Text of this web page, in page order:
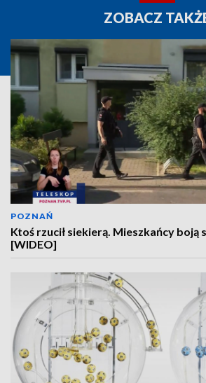
ZOBACZ
POZNAŃ
Ktoś rzucił siekierą. Mieszkańcy boją
[WIDEO]